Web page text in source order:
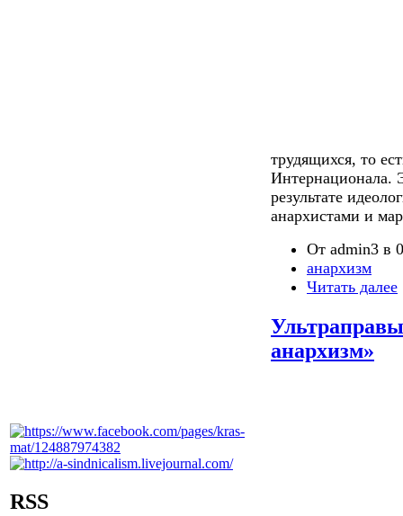
RSS
трудящихся, то
Интернационала.
результате
анархистами и
От admin3 в
анархизм
Читать далее
анархизм»